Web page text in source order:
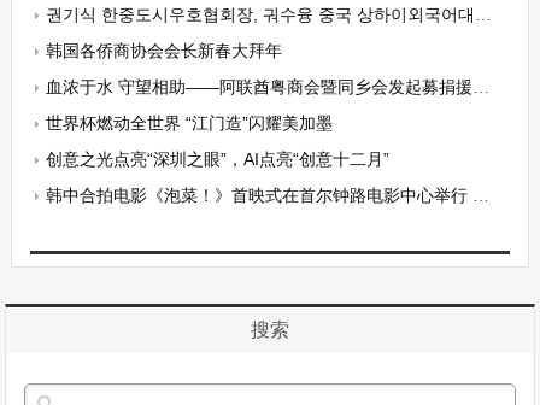
권기식 한중도시우호협회장, 궈수융 중국 상하이외국어대학 공공사무대학 서기 면담
韩国各侨商协会会长新春大拜年
血浓于水 守望相助——阿联酋粤商会暨同乡会发起募捐援助香港火灾受灾同胞
世界杯燃动全世界 “江门造”闪耀美加墨
创意之光点亮“深圳之眼”，AI点亮“创意十二月”
韩中合拍电影《泡菜！》首映式在首尔钟路电影中心举行 韩国新华报等十多家华文媒体受邀观赏
搜索